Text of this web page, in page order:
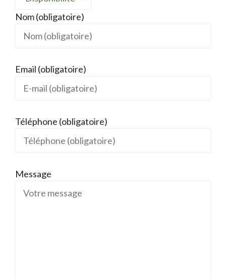
Nom (obligatoire)
Email (obligatoire)
Téléphone (obligatoire)
Message